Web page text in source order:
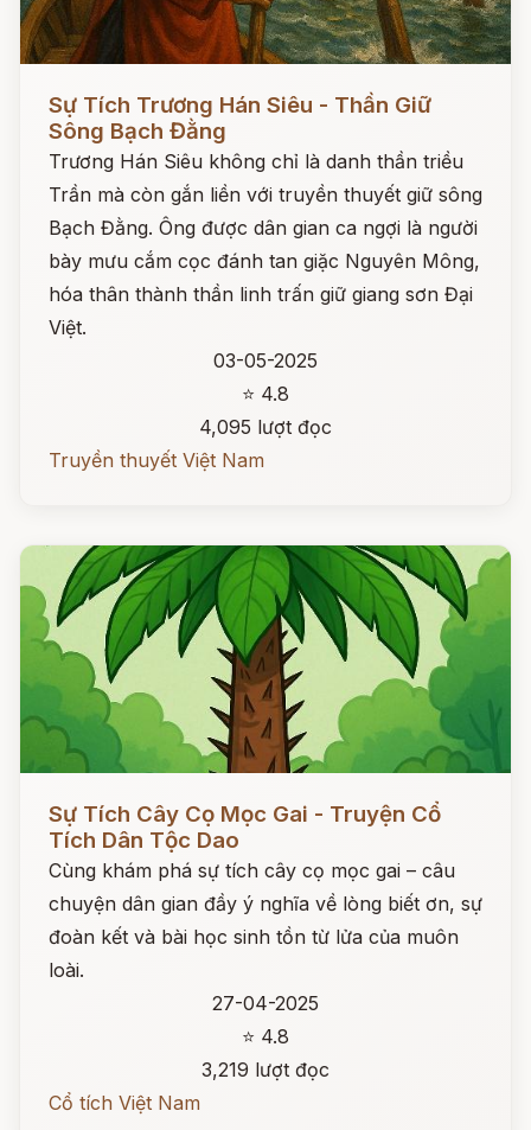
Sự Tích Trương Hán Siêu - Thần Giữ
Sông Bạch Đằng
Trương Hán Siêu không chỉ là danh thần triều
Trần mà còn gắn liền với truyền thuyết giữ sông
Bạch Đằng. Ông được dân gian ca ngợi là người
bày mưu cắm cọc đánh tan giặc Nguyên Mông,
hóa thân thành thần linh trấn giữ giang sơn Đại
Việt.
03-05-2025
⭐ 4.8
4,095 lượt đọc
Truyền thuyết Việt Nam
Sự Tích Cây Cọ Mọc Gai - Truyện Cổ
Tích Dân Tộc Dao
Cùng khám phá sự tích cây cọ mọc gai – câu
chuyện dân gian đầy ý nghĩa về lòng biết ơn, sự
đoàn kết và bài học sinh tồn từ lửa của muôn
loài.
27-04-2025
⭐ 4.8
3,219 lượt đọc
Cổ tích Việt Nam